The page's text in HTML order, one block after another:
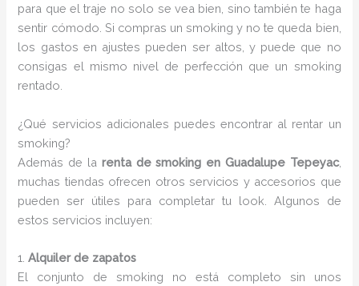
para que el traje no solo se vea bien, sino también te haga
sentir cómodo. Si compras un smoking y no te queda bien,
los gastos en ajustes pueden ser altos, y puede que no
consigas el mismo nivel de perfección que un smoking
rentado.
¿Qué servicios adicionales puedes encontrar al rentar un
smoking?
Además de la renta de smoking en Guadalupe Tepeyac,
muchas tiendas ofrecen otros servicios y accesorios que
pueden ser útiles para completar tu look. Algunos de
estos servicios incluyen:
1.Alquiler de zapatos
El conjunto de smoking no está completo sin unos